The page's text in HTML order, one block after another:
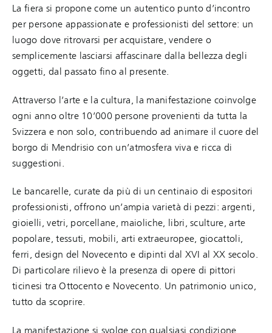
La fiera si propone come un autentico punto d’incontro
per persone appassionate e professionisti del settore: un
luogo dove ritrovarsi per acquistare, vendere o
semplicemente lasciarsi affascinare dalla bellezza degli
oggetti, dal passato fino al presente.
Attraverso l’arte e la cultura, la manifestazione coinvolge
ogni anno oltre 10’000 persone provenienti da tutta la
Svizzera e non solo, contribuendo ad animare il cuore del
borgo di Mendrisio con un’atmosfera viva e ricca di
suggestioni.
Le bancarelle, curate da più di un centinaio di espositori
professionisti, offrono un’ampia varietà di pezzi: argenti,
gioielli, vetri, porcellane, maioliche, libri, sculture, arte
popolare, tessuti, mobili, arti extraeuropee, giocattoli,
ferri, design del Novecento e dipinti dal XVI al XX secolo.
Di particolare rilievo è la presenza di opere di pittori
ticinesi tra Ottocento e Novecento. Un patrimonio unico,
tutto da scoprire.
La manifestazione si svolge con qualsiasi condizione